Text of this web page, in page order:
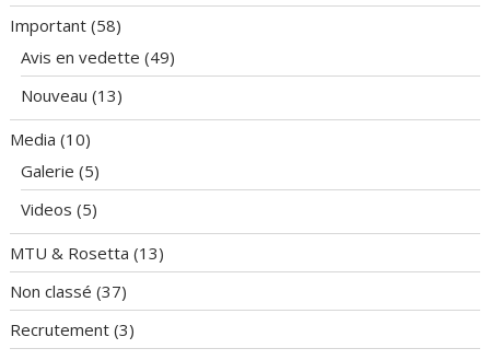
Important (58)
Avis en vedette (49)
Nouveau (13)
Media (10)
Galerie (5)
Videos (5)
MTU & Rosetta (13)
Non classé (37)
Recrutement (3)